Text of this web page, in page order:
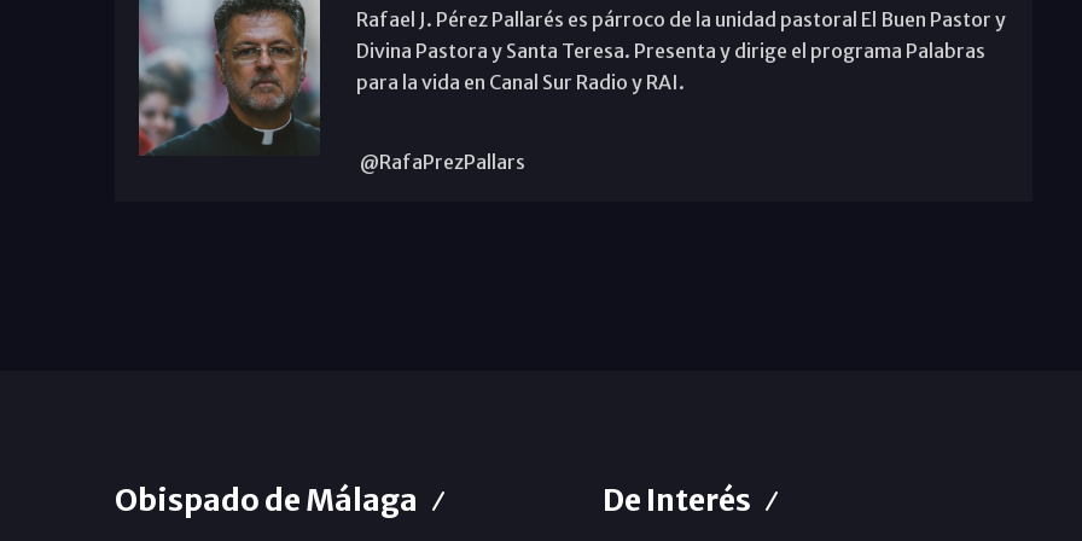
Rafael J. Pérez Pallarés es párroco de la unidad pastoral El Buen Pastor y
Divina Pastora y Santa Teresa. Presenta y dirige el programa Palabras
para la vida en Canal Sur Radio y RAI.
@RafaPrezPallars
Obispado de Málaga De Interés